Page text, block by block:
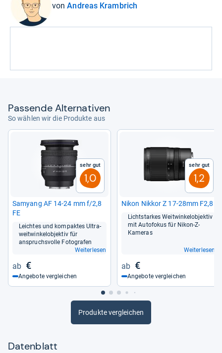
vonAndreas Krambrich
Pas­sende Alter­na­ti­ven
So wählen wir die Produkte aus
Sehr gut
1,0
Samyang AF 14-​24 mm f/2,8
FE
Leich­tes und kom­pak­tes Ultra­
weit­win­kel­ob­jek­tiv für
anspruchs­volle Foto­gra­fen
Weiterlesen
€
Angebote vergleichen
Sehr gut
1,2
Nikon Nik­kor Z 17-​28mm F2,8
Licht­star­kes Weit­win­kel­ob­jek­tiv
mit Auto­fo­kus für Nikon-​Z-​
Kame­ras
Weiterlesen
€
Angebote vergleichen
Produkte vergleichen
Datenblatt